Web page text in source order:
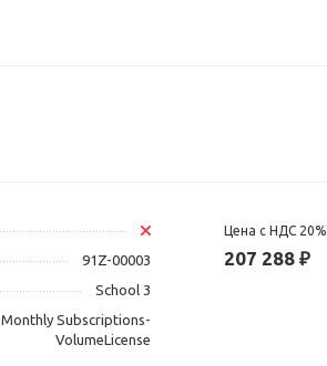
91Z-00003
School 3
Monthly Subscriptions-
VolumeLicense
Цена с НДС 20%
207 288 ₽